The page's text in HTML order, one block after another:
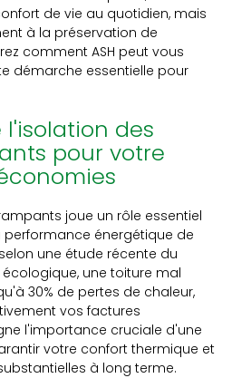
de vie au quotidien, mais
à la préservation de
comment ASH peut vous
démarche essentielle pour
des
pour votre
joue un rôle essentiel
énergétique de
une étude récente du
une toiture mal
30% de pertes de chaleur,
vos factures
l'importance cruciale d'une
votre confort thermique et
à long terme.